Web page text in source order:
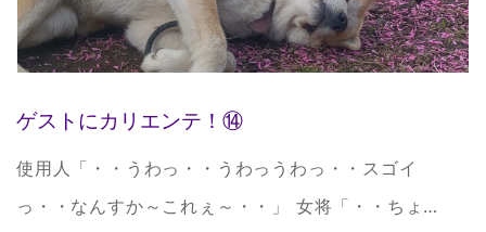
ゲストにカリエンテ！⑭
使用人「・・うわっ・・うわっうわっ・・スゴイ
っ・・なんすか～これぇ～・・」 女将「・・ちょ